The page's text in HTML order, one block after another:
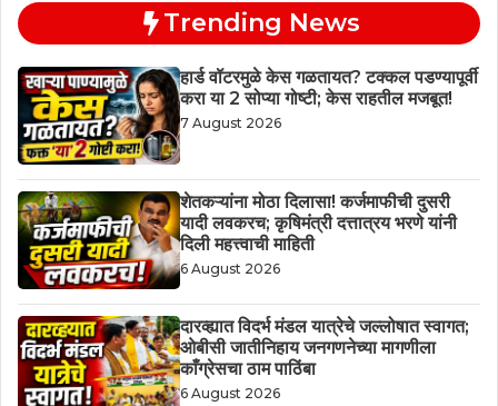
Trending News
हार्ड वॉटरमुळे केस गळतायत? टक्कल पडण्यापूर्वी
करा या 2 सोप्या गोष्टी; केस राहतील मजबूत!
7 August 2026
शेतकऱ्यांना मोठा दिलासा! कर्जमाफीची दुसरी
यादी लवकरच; कृषिमंत्री दत्तात्रय भरणे यांनी
दिली महत्त्वाची माहिती
6 August 2026
दारव्ह्यात विदर्भ मंडल यात्रेचे जल्लोषात स्वागत;
ओबीसी जातीनिहाय जनगणनेच्या मागणीला
काँग्रेसचा ठाम पाठिंबा
6 August 2026